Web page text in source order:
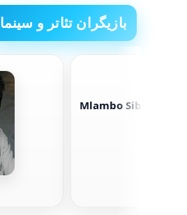
بازیگران تئاتر و سینما
Mlambo Sibongile